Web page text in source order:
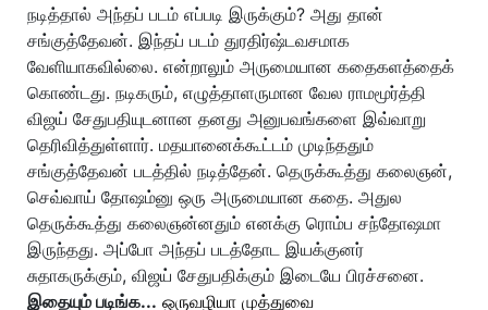
நடித்தால் அந்தப் படம் எப்படி இருக்கும்? அது தான்
சங்குத்தேவன். இந்தப் படம் துரதிர்ஷ்டவசமாக
வேளியாகவில்லை. என்றாலும் அருமையான கதைகளத்தைக்
கொண்டது. நடிகரும், எழுத்தாளருமான வேல ராமமூர்த்தி
விஜய் சேதுபதியுடனான தனது அனுபவங்களை இவ்வாறு
தெரிவித்துள்ளார். மதயானைக்கூட்டம் முடிந்ததும்
சங்குத்தேவன் படத்தில் நடித்தேன். தெருக்கூத்து கலைஞன்,
செவ்வாய் தோஷம்னு ஒரு அருமையான கதை. அதுல
தெருக்கூத்து கலைஞன்னதும் எனக்கு ரொம்ப சந்தோஷமா
இருந்தது. அப்போ அந்தப் படத்தோட இயக்குனர்
சுதாகருக்கும், விஜய் சேதுபதிக்கும் இடையே பிரச்சனை.
இதையும் படிங்க... ஒருவழியா முத்துவை